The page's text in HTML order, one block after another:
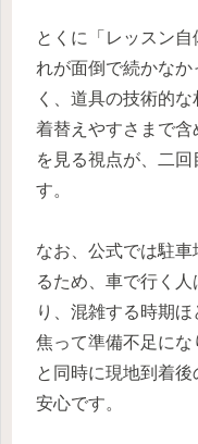
とくに「レッスン
れが面倒で続かな
く、道具の技術的
着替えやすさまで
を見る視点が、二
す。
なお、公式では駐
るため、車で行く
り、混雑する時期
焦って準備不足にな
と同時に現地到着
安心です。